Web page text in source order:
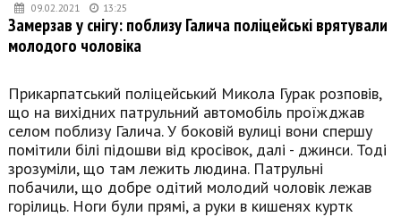
09.02.2021 13:25
Замерзав у снігу: поблизу Галича поліцейські врятували
молодого чоловіка
Прикарпатський поліцейський Микола Гурак розповів,
що на вихідних патрульний автомобіль проїжджав
селом поблизу Галича. У боковій вулиці вони спершу
помітили білі підошви від кросівок, далі - джинси. Тоді
зрозуміли, що там лежить людина. Патрульні
побачили, що добре одітий молодий чоловік лежав
горілиць. Ноги були прямі, а руки в кишенях куртк